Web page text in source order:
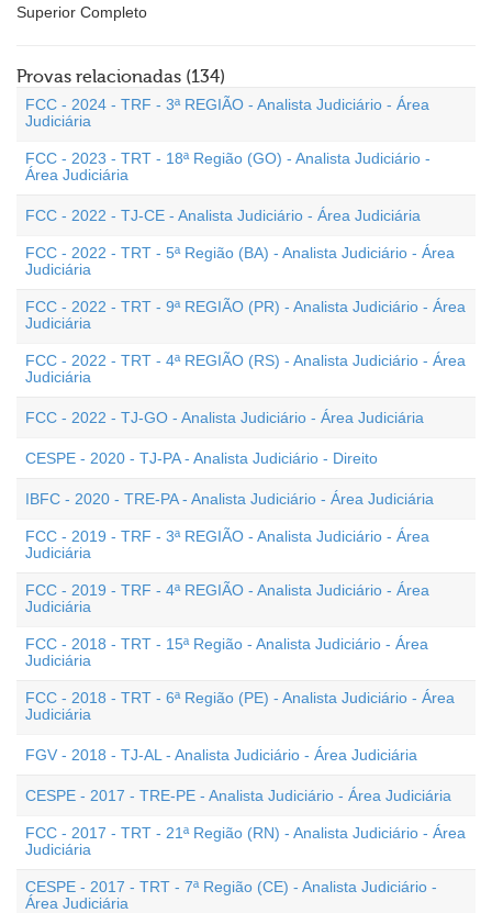
Superior Completo
Provas relacionadas (134)
FCC - 2024 - TRF - 3ª REGIÃO - Analista Judiciário - Área
Judiciária
FCC - 2023 - TRT - 18ª Região (GO) - Analista Judiciário -
Área Judiciária
FCC - 2022 - TJ-CE - Analista Judiciário - Área Judiciária
FCC - 2022 - TRT - 5ª Região (BA) - Analista Judiciário - Área
Judiciária
FCC - 2022 - TRT - 9ª REGIÃO (PR) - Analista Judiciário - Área
Judiciária
FCC - 2022 - TRT - 4ª REGIÃO (RS) - Analista Judiciário - Área
Judiciária
FCC - 2022 - TJ-GO - Analista Judiciário - Área Judiciária
CESPE - 2020 - TJ-PA - Analista Judiciário - Direito
IBFC - 2020 - TRE-PA - Analista Judiciário - Área Judiciária
FCC - 2019 - TRF - 3ª REGIÃO - Analista Judiciário - Área
Judiciária
FCC - 2019 - TRF - 4ª REGIÃO - Analista Judiciário - Área
Judiciária
FCC - 2018 - TRT - 15ª Região - Analista Judiciário - Área
Judiciária
FCC - 2018 - TRT - 6ª Região (PE) - Analista Judiciário - Área
Judiciária
FGV - 2018 - TJ-AL - Analista Judiciário - Área Judiciária
CESPE - 2017 - TRE-PE - Analista Judiciário - Área Judiciária
FCC - 2017 - TRT - 21ª Região (RN) - Analista Judiciário - Área
Judiciária
CESPE - 2017 - TRT - 7ª Região (CE) - Analista Judiciário -
Área Judiciária